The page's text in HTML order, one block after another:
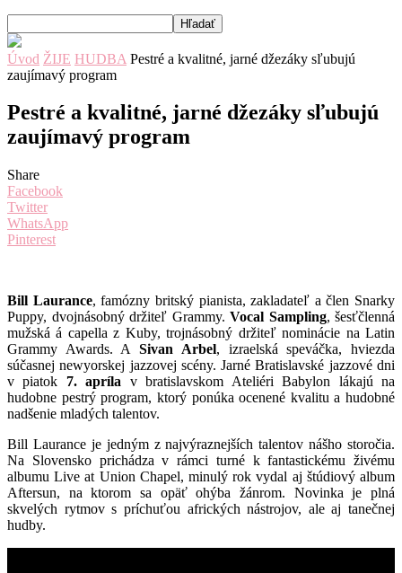
Úvod ŽIJE HUDBA Pestré a kvalitné, jarné džezáky sľubujú
zaujímavý program
Pestré a kvalitné, jarné džezáky sľubujú
zaujímavý program
Share
Facebook
Twitter
WhatsApp
Pinterest
Bill Laurance, famózny britský pianista, zakladateľ a člen Snarky
Puppy, dvojnásobný držiteľ Grammy. Vocal Sampling, šesťčlenná
mužská á capella z Kuby, trojnásobný držiteľ nominácie na Latin
Grammy Awards. ASivan Arbel, izraelská speváčka, hviezda
súčasnej newyorskej jazzovej scény. Jarné Bratislavské jazzové dni
v piatok 7. apríla v bratislavskom Ateliéri Babylon lákajú na
hudobne pestrý program, ktorý ponúka ocenené kvalitu a hudobné
nadšenie mladých talentov.
Bill Laurance je jedným z najvýraznejších talentov nášho storočia.
Na Slovensko prichádza v rámci turné k fantastickému živému
albumu Live at Union Chapel, minulý rok vydal aj štúdiový album
Aftersun, na ktorom sa opäť ohýba žánrom. Novinka je plná
skvelých rytmov s príchuťou afrických nástrojov, ale aj tanečnej
hudby.